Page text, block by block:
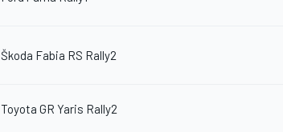
Škoda Fabia RS Rally2
Toyota GR Yaris Rally2